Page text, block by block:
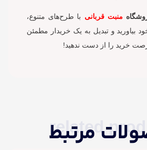
منبت قربانی با طرح‌های متنوع،
بیاورید و تبدیل به یک خریدار مطمئن
خرید را از دست ندهید!
related
مرتبط